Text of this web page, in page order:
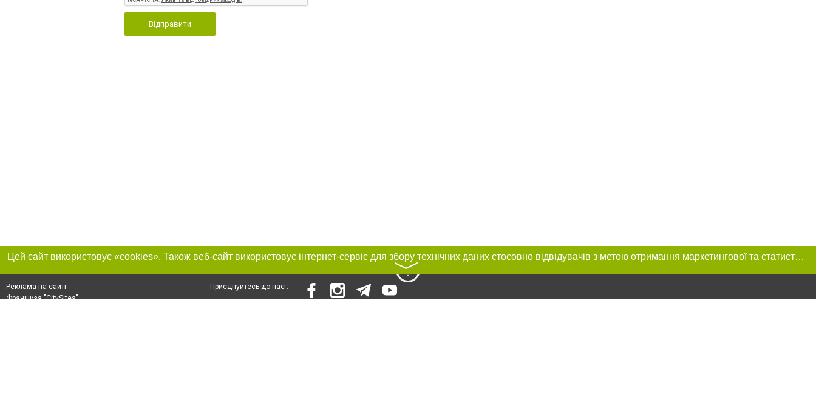
Відправити
Цей сайт використовує «cookies». Також веб-сайт використовує інтернет-сервіс для збору технічних даних стосовно відвідувачів з метою отримання маркетингової та статистичної інформації. Умови обробки даних відвідувачів сайту див.
〉
Реклама на сайті
Франшиза "CitySites"
Приєднуйтесь до нас :